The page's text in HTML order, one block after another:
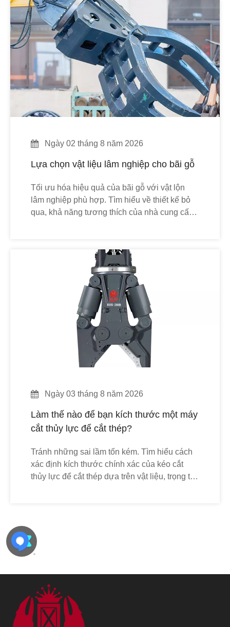
Ngày 02 tháng 8 năm 2026
Lựa chọn vật liệu lâm nghiệp cho bãi gỗ
Tối ưu hóa hiệu quả của bãi gỗ với vật lộn
lâm nghiệp phù hợp. Tìm hiểu về thiết kế bỏ
qua, khả năng tương thích của nhà cung cấp
Ngày 03 tháng 8 năm 2026
Làm thế nào để bạn kích thước một máy
cắt thủy lực để cắt thép?
Tránh những sai lầm tốn kém. Tìm hiểu cách
xác định kích thước chính xác của kéo cắt
thủy lực để cắt thép dựa trên vật liệu, trọng tải,